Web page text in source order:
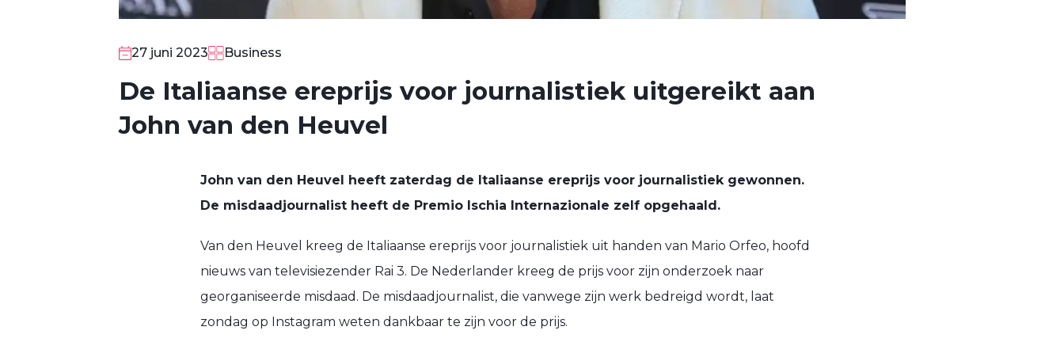
27 juni 2023 Business
De Italiaanse ereprijs voor journalistiek uitgereikt aan
John van den Heuvel
John van den Heuvel heeft zaterdag de Italiaanse ereprijs voor journalistiek gewonnen.
De misdaadjournalist heeft de Premio Ischia Internazionale zelf opgehaald.
Van den Heuvel kreeg de Italiaanse ereprijs voor journalistiek uit handen van Mario Orfeo, hoofd
nieuws van televisiezender Rai 3. De Nederlander kreeg de prijs voor zijn onderzoek naar
georganiseerde misdaad. De misdaadjournalist, die vanwege zijn werk bedreigd wordt, laat
zondag op Instagram weten dankbaar te zijn voor de prijs.